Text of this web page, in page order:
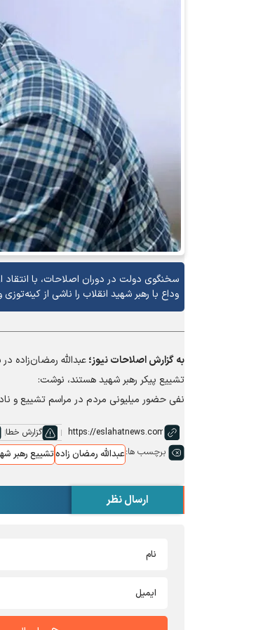
سخنگوی دولت در دوران اصلاحات، با
وداع با رهبر شهید انقلاب را ناشی از
به گزارشاصلاحات نیوز؛عبدالله رمضان‌زاده
تشییع پیکر رهبر شهید هستند، نوشت:
نفی حضور میلیونی مردم در مراسم تشییع و
گزارش خطا
برچسب ها:عبدالله رمضان زادهتشییع رهبر
ارسال نظر